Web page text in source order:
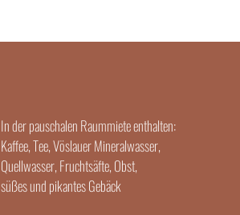
In der pauschalen Raummiete enthalten:
Kaffee, Tee, Vöslauer Mineralwasser,
Quellwasser, Fruchtsäfte, Obst,
süßes und pikantes Gebäck